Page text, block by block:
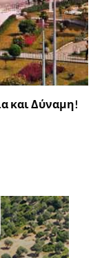
και Δύναμη!